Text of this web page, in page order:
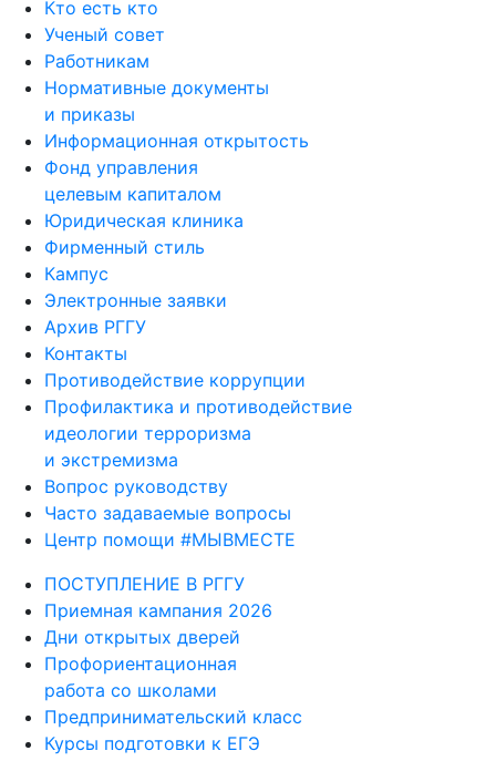
Кто есть кто
Ученый совет
Работникам
Нормативные документы
и приказы
Информационная открытость
Фонд управления
целевым капиталом
Юридическая клиника
Фирменный стиль
Кампус
Электронные заявки
Архив РГГУ
Контакты
Противодействие коррупции
Профилактика и противодействие
идеологии терроризма
и экстремизма
Вопрос руководству
Часто задаваемые вопросы
Центр помощи #МЫВМЕСТЕ
ПОСТУПЛЕНИЕ В РГГУ
Приемная кампания 2026
Дни открытых дверей
Профориентационная
работа со школами
Предпринимательский класс
Курсы подготовки к ЕГЭ